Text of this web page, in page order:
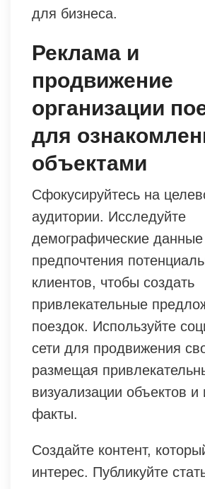
для бизнеса.
Реклама и
продвижение
организации
для
объектами
Сфокусируйтесь на
аудитории. Исследуйте
демографические данные
предпочтения
клиентов, чтобы создать
привлекательные
поездок. Используйте
сети для продвижения
размещая
визуализации объектов и
факты.
Создайте контент,
интерес. Публикуйте